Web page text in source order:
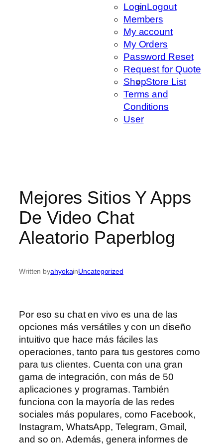
LoginLogout
Members
My account
My Orders
Password Reset
Request for Quote
ShopStore List
Terms and
Conditions
User
Mejores Sitios Y Apps
De Video Chat
Aleatorio Paperblog
Written byahyokainUncategorized
Por eso su chat en vivo es una de las
opciones más versátiles y con un diseño
intuitivo que hace más fáciles las
operaciones, tanto para tus gestores como
para tus clientes. Cuenta con una gran
gama de integración, con más de 50
aplicaciones y programas. También
funciona con la mayoría de las redes
sociales más populares, como Facebook,
Instagram, WhatsApp, Telegram, Gmail,
and so on. Además, genera informes de